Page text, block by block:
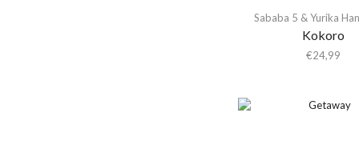
Sababa 5 & Yurika
Kokoro
€24,99